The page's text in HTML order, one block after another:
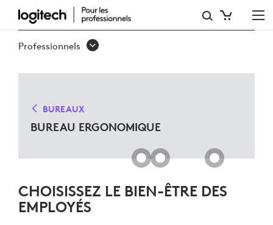
SOLUTIONS
DE
POUR
MICROSOFT
TEAMS
Professionnels
BUREAUX
BUREAU ERGONOMIQUE
CHOISISSEZ LE BIEN-ÊTRE DES
EMPLOYÉS